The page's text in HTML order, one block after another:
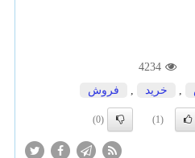
4234
خرید فروش
(1)
(0)